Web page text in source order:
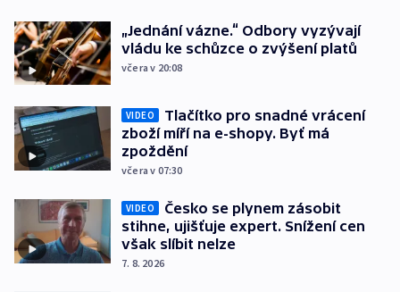
„Jednání vázne.“ Odbory vyzývají
vládu ke schůzce o zvýšení platů
včera v 20:08
VIDEO
Tlačítko pro snadné vrácení
zboží míří na e-shopy. Byť má
zpoždění
včera v 07:30
VIDEO
Česko se plynem zásobit
stihne, ujišťuje expert. Snížení cen
však slíbit nelze
7. 8. 2026